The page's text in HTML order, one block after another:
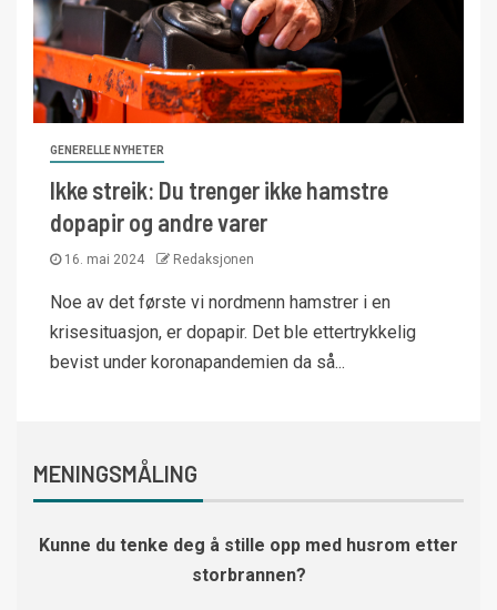
GENERELLE NYHETER
Ikke streik: Du trenger ikke hamstre
dopapir og andre varer
16. mai 2024 Redaksjonen
Noe av det første vi nordmenn hamstrer i en
krisesituasjon, er dopapir. Det ble ettertrykkelig
bevist under koronapandemien da så...
MENINGSMÅLING
Kunne du tenke deg å stille opp med husrom etter
storbrannen?